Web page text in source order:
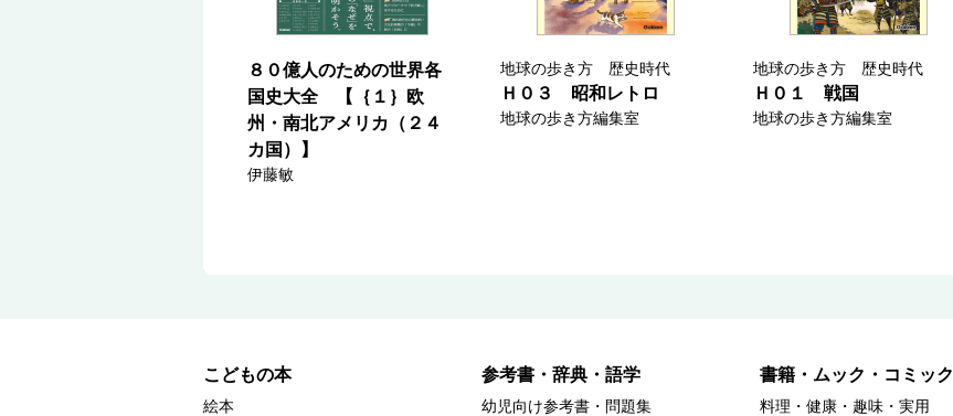
８０億人のための世界各
国史大全 【｛１｝欧
州・南北アメリカ（２４
カ国）】
伊藤敏
地球の歩き方 歴史時代
Ｈ０３ 昭和レトロ
地球の歩き方編集室
地球の歩き方 歴史時代
Ｈ０１ 戦国
地球の歩き方編集室
こどもの本
絵本
参考書・辞典・語学
幼児向け参考書・問題集
書籍・ムック・コミック
料理・健康・趣味・実用